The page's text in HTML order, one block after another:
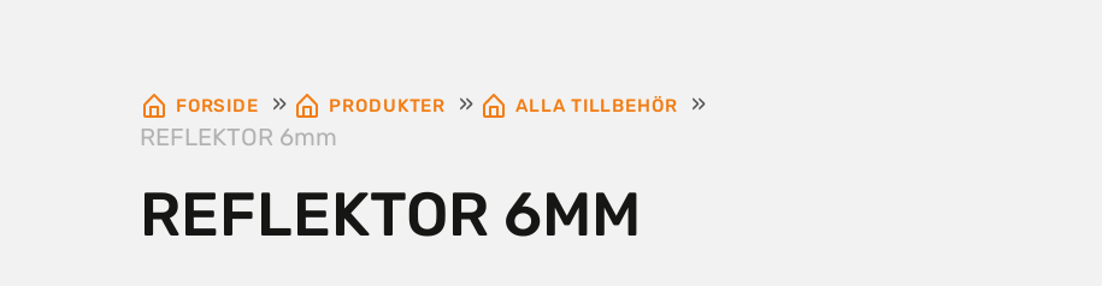
FORSIDE » PRODUKTER » ALLA TILLBEHÖR
»
REFLEKTOR 6mm
REFLEKTOR 6MM